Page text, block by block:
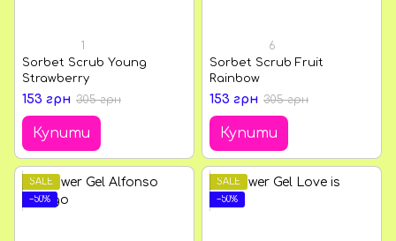
1
Sorbet Scrub Young
Strawberry
153 грн 305 грн
Купити
6
Sorbet Scrub Fruit
Rainbow
153 грн 305 грн
Купити
SALE
−50%
SALE
−50%